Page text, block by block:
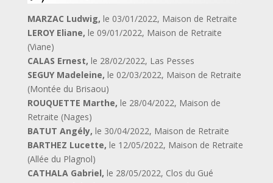
MARZAC Ludwig, le 03/01/2022, Maison de Retraite
LEROY Eliane, le 09/01/2022, Maison de Retraite
(Viane)
CALAS Ernest, le 28/02/2022, Las Pesses
SEGUY Madeleine, le 02/03/2022, Maison de Retraite
(Montée du Brisaou)
ROUQUETTE Marthe, le 28/04/2022, Maison de
Retraite (Nages)
BATUT Angély, le 30/04/2022, Maison de Retraite
BARTHEZ Lucette, le 12/05/2022, Maison de Retraite
(Allée du Plagnol)
CATHALA Gabriel, le 28/05/2022, Clos du Gué